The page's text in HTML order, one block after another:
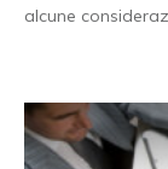
alcune